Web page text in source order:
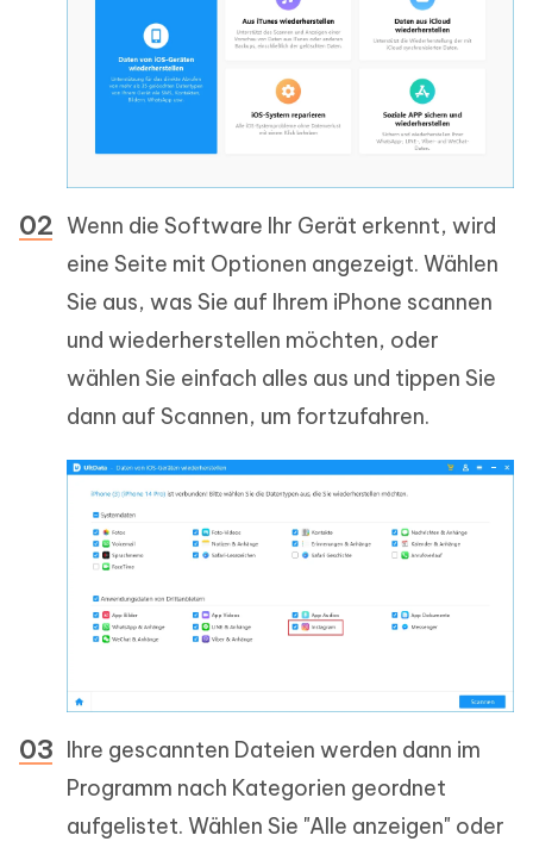
Wenn die Software Ihr Gerät erkennt, wird
eine Seite mit Optionen angezeigt. Wählen
Sie aus, was Sie auf Ihrem iPhone scannen
und wiederherstellen möchten, oder
wählen Sie einfach alles aus und tippen Sie
dann auf Scannen, um fortzufahren.
Ihre gescannten Dateien werden dann im
Programm nach Kategorien geordnet
aufgelistet. Wählen Sie "Alle anzeigen" oder